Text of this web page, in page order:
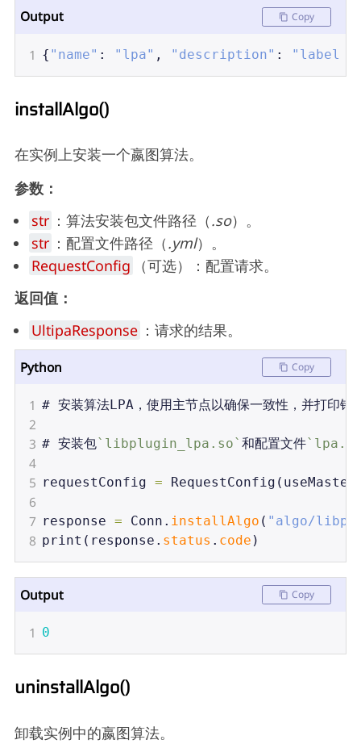
Output Copy
1 { "name" : "lpa" , "description" : "label
installAlgo()
在实例上安装一个嬴图算法。
参数：
str ：算法安装包文件路径（.so）。
str ：配置文件路径（.yml）。
RequestConfig
（可选）：配置请求。
返回值：
UltipaResponse ：请求的结果。
Python Copy
1 # 安装算法LPA，使用主节点以确保一致性，并打印错
2
3 # 安装包`libplugin_lpa.so` 和配置文件
4
5 requestConfig = RequestConfig ( useMaster
6
7 response = Conn . installAlgo ( "algo/
8 print ( response . status . code )
Output Copy
1 0
uninstallAlgo()
卸载实例中的嬴图算法。